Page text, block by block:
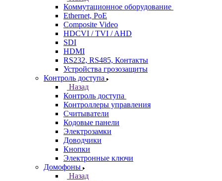
Коммутационное оборудование
Ethernet, PoE
Composite Video
HDCVI / TVI / AHD
SDI
HDMI
RS232, RS485, Контакты
Устройства грозозащиты
Контроль доступа
Назад
Контроль доступа
Контроллеры управления
Считыватели
Кодовые панели
Электрозамки
Доводчики
Кнопки
Электронные ключи
Домофоны
Назад